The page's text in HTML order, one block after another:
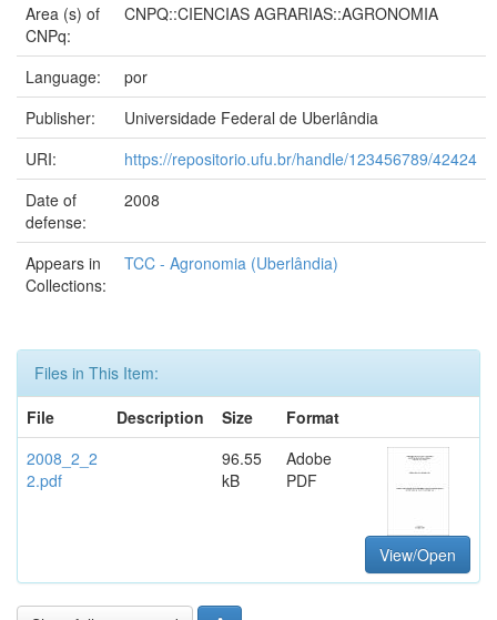
Area (s) of
CNPq:
CNPQ::CIENCIAS AGRARIAS::AGRONOMIA
Language:
por
Publisher:
Universidade Federal de Uberlândia
URI:
https://repositorio.ufu.br/handle/123456789/42424
Date of
defense:
2008
Appears in
Collections:
TCC - Agronomia (Uberlândia)
Files in This Item:
File
Description Size
Format
2008_2_2
2.pdf
96.55
kB
Adobe
PDF
View/Open